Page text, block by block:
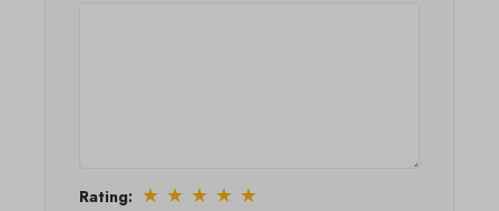
Rating: ★ ★ ★ ★ ★